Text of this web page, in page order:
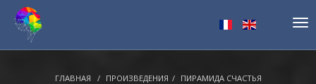
ГЛАВНАЯ ПРОИЗВЕДЕНИЯ ПИРАМИДА СЧАСТЬЯ